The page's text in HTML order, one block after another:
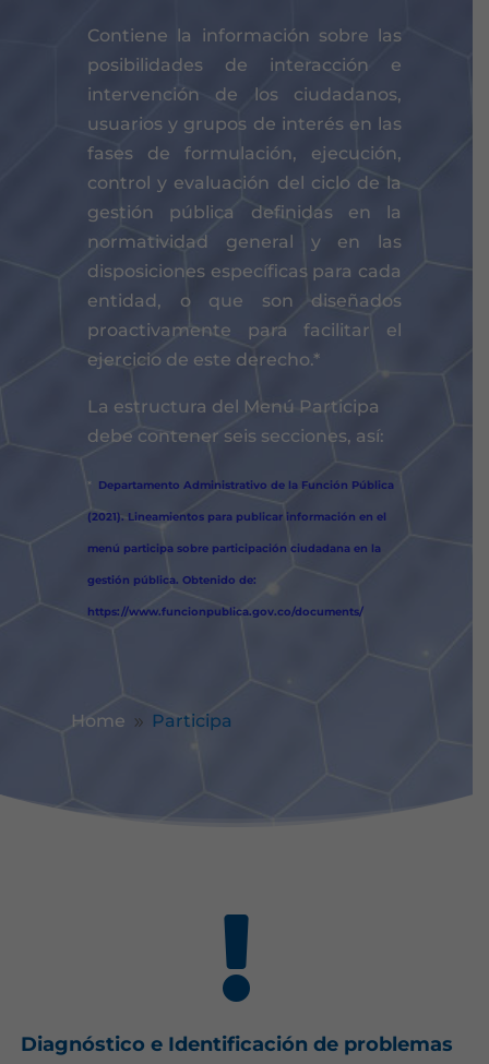
Contiene la información sobre las
posibilidades de interacción e
intervención de los ciudadanos,
usuarios y grupos de interés en las
fases de formulación, ejecución,
control y evaluación del ciclo de la
gestión pública definidas en la
normatividad general y en las
disposiciones específicas para cada
entidad, o que son diseñados
proactivamente para facilitar el
ejercicio de este derecho.*
La estructura del Menú Participa
debe contener seis secciones, así:
* Departamento Administrativo de la Función Pública
(2021). Lineamientos para publicar información en el
menú participa sobre participación ciudadana en la
gestión pública. Obtenido de:
https://www.funcionpublica.gov.co/documents/
Home 9 Participa

Diagnóstico e Identificación de problemas